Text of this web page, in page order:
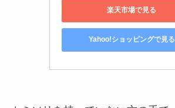
楽天市場で見る
Yahoo!ショッピングで見る